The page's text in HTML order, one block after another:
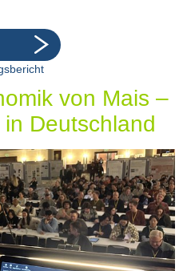
von Mais –
Deutschland